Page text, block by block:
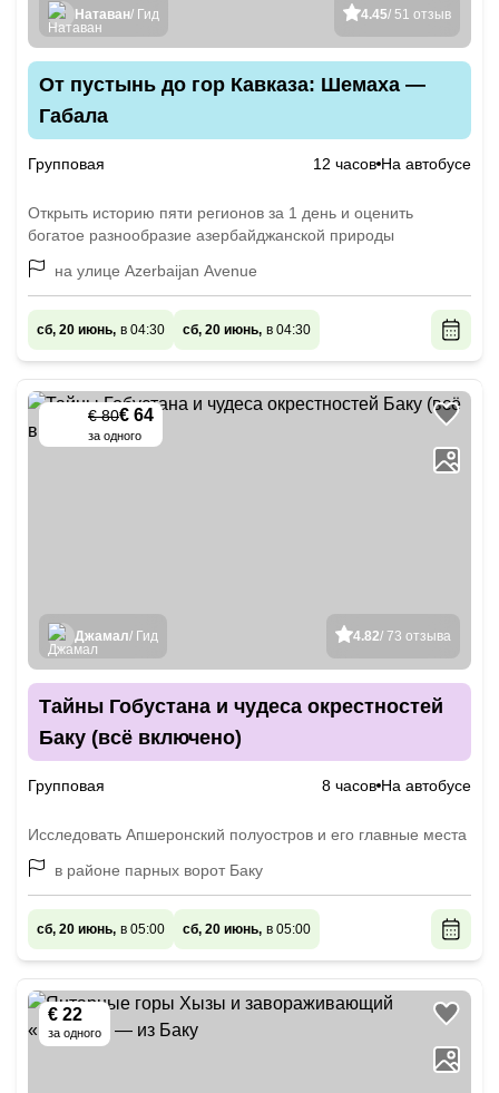
4.45/ 51 отзыв
Натаван/ Гид
От пустынь до гор Кавказа: Шемаха —
Габала
Групповая 12 часов На автобусе
Открыть историю пяти регионов за 1 день и оценить
богатое разнообразие азербайджанской природы
на улице Azerbaijan Avenue
сб, 20 июнь, в 04:30 сб, 20 июнь, в 04:30
€ 80€ 64
за одного
4.82/ 73 отзыва
Джамал/ Гид
Тайны Гобустана и чудеса окрестностей
Баку (всё включено)
Групповая 8 часов На автобусе
Исследовать Апшеронский полуостров и его главные места
в районе парных ворот Баку
сб, 20 июнь, в 05:00 сб, 20 июнь, в 05:00
€ 22
за одного